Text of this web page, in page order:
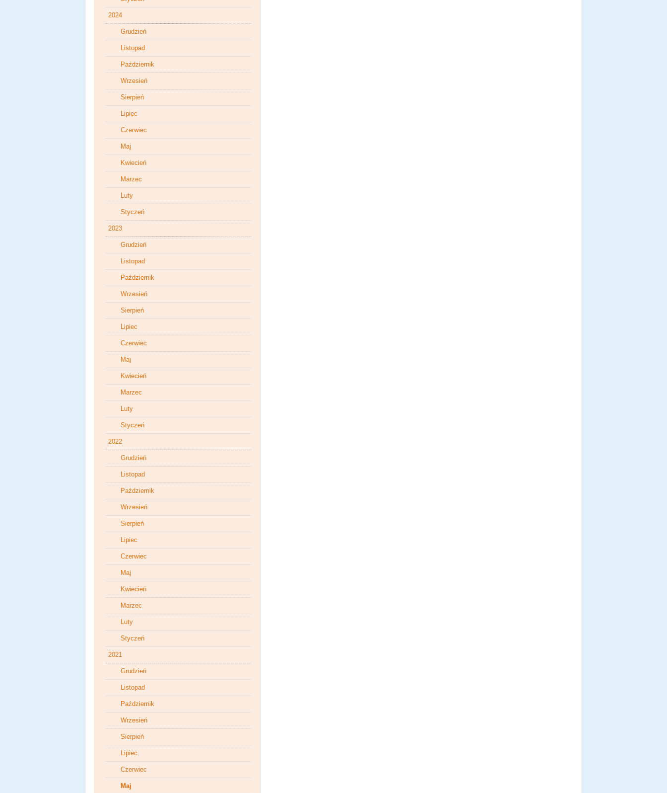
2024
Grudzień
Listopad
Październik
Wrzesień
Sierpień
Lipiec
Czerwiec
Maj
Kwiecień
Marzec
Luty
Styczeń
2023
Grudzień
Listopad
Październik
Wrzesień
Sierpień
Lipiec
Czerwiec
Maj
Kwiecień
Marzec
Luty
Styczeń
2022
Grudzień
Listopad
Październik
Wrzesień
Sierpień
Lipiec
Czerwiec
Maj
Kwiecień
Marzec
Luty
Styczeń
2021
Grudzień
Listopad
Październik
Wrzesień
Sierpień
Lipiec
Czerwiec
Maj